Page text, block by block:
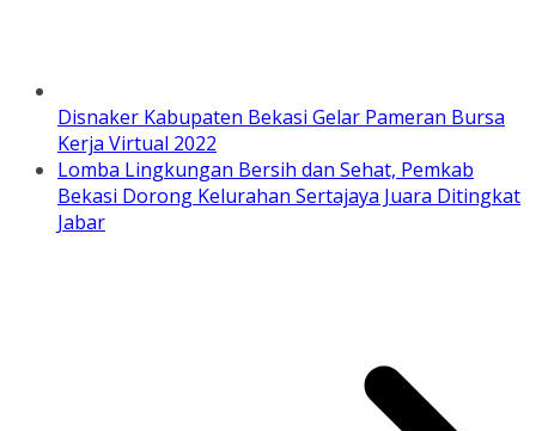
Disnaker Kabupaten Bekasi Gelar Pameran Bursa
Kerja Virtual 2022
Lomba Lingkungan Bersih dan Sehat, Pemkab
Bekasi Dorong Kelurahan Sertajaya Juara Ditingkat
Jabar